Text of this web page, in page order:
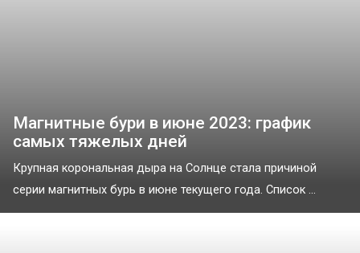
Магнитные бури в июне 2023: график
самых тяжелых дней
Крупная корональная дыра на Солнце стала причиной
серии магнитных бурь в июне текущего года. Список ...